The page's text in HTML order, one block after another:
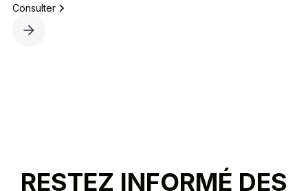
Consulter
RESTEZ INFORMÉ DES